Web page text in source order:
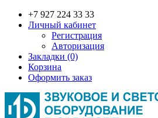
+7 927 224 33 33
Личный кабинет
Регистрация
Авторизация
Закладки (0)
Корзина
Оформить заказ